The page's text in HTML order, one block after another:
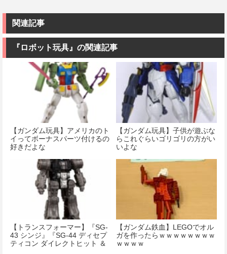
関連記事
『ロボット玩具』の関連記事
【ガンダム玩具】アメリカのト
イってボーナスパーツ付けるの
好きだよな
【ガンダム玩具】子供が遊ぶな
らこれぐらいゴリゴリの方がい
いよな
【トランスフォーマー】『SG-
43 シンジ』『SG-44 ディセプ
ティコン ダイレクトヒット ＆
【ガンダム鉄血】LEGOでオル
ガを作ったらｗｗｗｗｗｗｗｗ
ｗｗｗｗ